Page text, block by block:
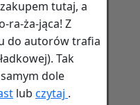
tutaj, a
Z
do autorów trafia
Tak
dole
lub czytaj .